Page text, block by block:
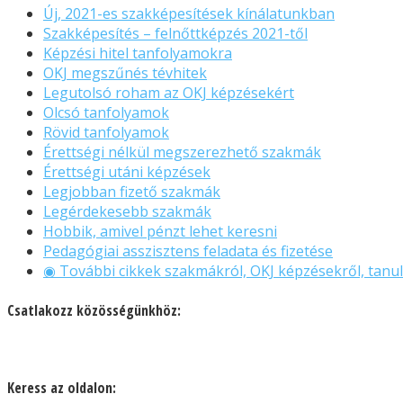
Új, 2021-es szakképesítések kínálatunkban
Szakképesítés – felnőttképzés 2021-től
Képzési hitel tanfolyamokra
OKJ megszűnés tévhitek
Legutolsó roham az OKJ képzésekért
Olcsó tanfolyamok
Rövid tanfolyamok
Érettségi nélkül megszerezhető szakmák
Érettségi utáni képzések
Legjobban fizető szakmák
Legérdekesebb szakmák
Hobbik, amivel pénzt lehet keresni
Pedagógiai asszisztens feladata és fizetése
◉ További cikkek szakmákról, OKJ képzésekről,
Csatlakozz közösségünkhöz:
Keress az oldalon: